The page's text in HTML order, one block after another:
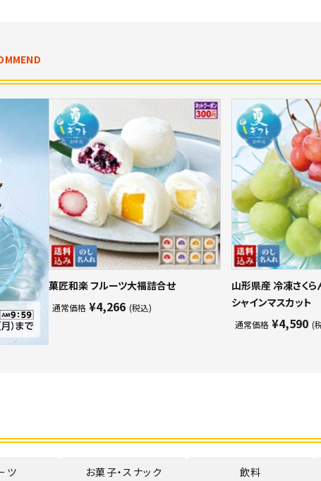
菓匠和楽 フルーツ大福詰合せ
通常価格 ¥4,266 (税込)
山形県産 冷凍さくら
シャインマスカット
通常価格¥4,590 (
ツ お菓子・スナック 飲料